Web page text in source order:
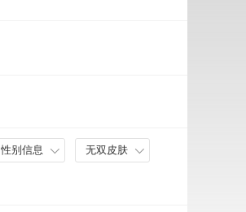
性别信息 无双皮肤